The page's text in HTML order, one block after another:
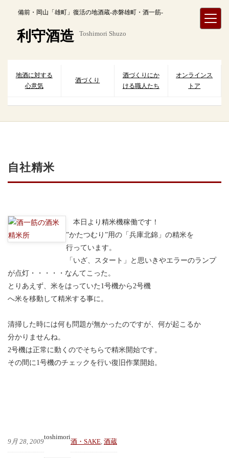
備前・岡山「雄町」復活の地酒蔵-赤磐雄町・酒一筋-
利守酒造 Toshimori Shuzo
地酒に対する
心意気
酒づくり
酒づくりにか
ける職人たち
オンラインス
トア
自社精米
本日より精米機稼働です！
”かたつむり”用の「兵庫北錦」の精米を
行っています。
「いざ、スタート」と思いきやエラーのランプ
が点灯・・・・・なんてこった。
とりあえず、米をはっていた1号機から2号機
へ米を移動して精米する事に。
清掃した時には何も問題が無かったのですが、何が起こるか
分かりませんね。
2号機は正常に動くのでそちらで精米開始です。
その間に1号機のチェックを行い復旧作業開始。
9月 28, 2009
toshimori
酒・SAKE 酒蔵